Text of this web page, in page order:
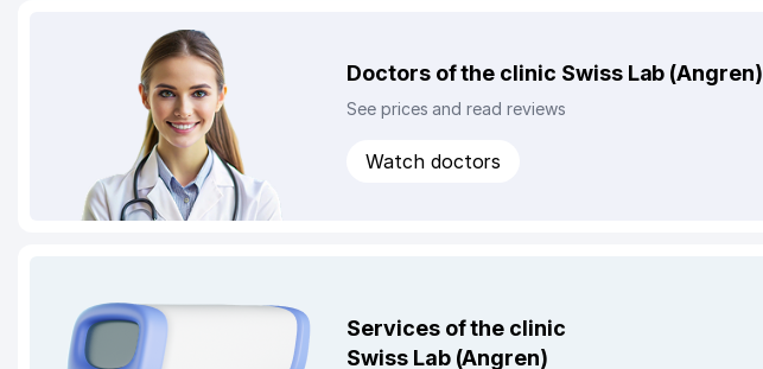
Doctors of the clinic Swiss Lab (Angren)
See prices and read reviews
Watch doctors
Services of the clinic
Swiss Lab (Angren)